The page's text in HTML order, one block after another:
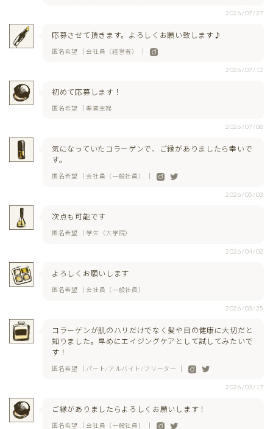
2026/07/27
応募させて頂きます。よろしくお願い致します♪
匿名希望 ｜会社員（経営者） ｜
2026/07/12
初めて応募します！
匿名希望 ｜専業主婦
2026/07/08
気になっていたコラーゲンで、ご縁がありましたら幸いで
す。
匿名希望 ｜会社員（一般社員） ｜
2026/05/03
次点も可能です
匿名希望 ｜学生（大学院）
2026/04/02
よろしくお願いします
匿名希望 ｜会社員（一般社員）
2026/03/25
コラーゲンが肌のハリだけでなく髪や目の健康に大切だと
知りました。早めにエイジングケアとして試してみたいで
す！
匿名希望 ｜パート/アルバイト/フリーター ｜
2026/03/17
ご縁がありましたらよろしくお願いします！
匿名希望 ｜会社員（一般社員） ｜